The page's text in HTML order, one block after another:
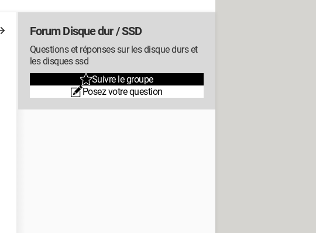
Forum Disque dur / SSD
Questions et réponses sur les disque durs et
les disques ssd
Suivre le groupe
Posez votre question